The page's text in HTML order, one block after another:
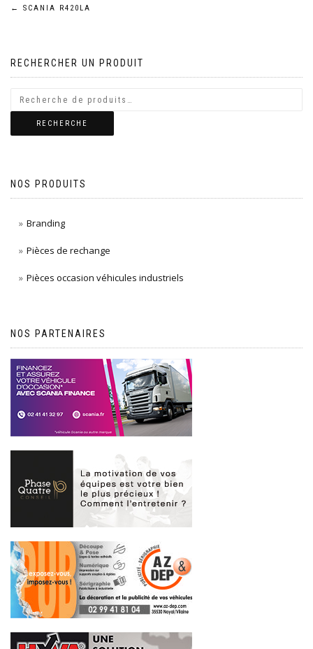
Navigation
l’article
← SCANIA R420LA
RECHERCHER UN PRODUIT
RECHERCHE
NOS PRODUITS
Branding
Pièces de rechange
Pièces occasion véhicules industriels
NOS PARTENAIRES